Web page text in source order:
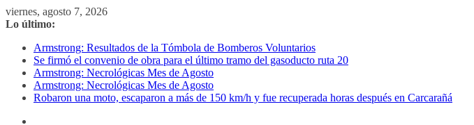
Saltar
al
viernes, agosto 7, 2026
Lo último:
Armstrong: Resultados de la Tómbola de Bomberos Voluntarios
Se firmó el convenio de obra para el último tramo del gasoducto ruta 20
Armstrong: Necrológicas Mes de Agosto
Armstrong: Necrológicas Mes de Agosto
Robaron una moto, escaparon a más de 150 km/h y fue recuperada horas después en Carcarañá